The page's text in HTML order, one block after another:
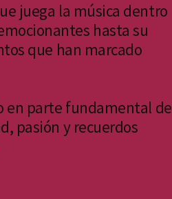
juega la música dentro
hasta su
que han marcado
en parte fundamental de
pasión y recuerdos